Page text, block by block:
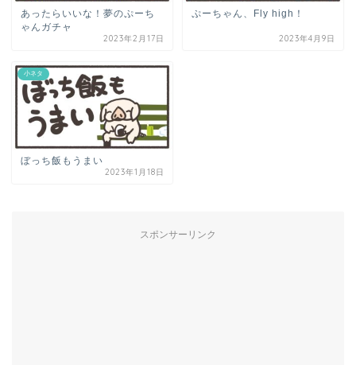
あったらいいな！夢のぷーち
ゃんガチャ
2023年2月17日
ぷーちゃん、Fly high！
2023年4月9日
小ネタ
ぼっち飯もうまい
2023年1月18日
スポンサーリンク